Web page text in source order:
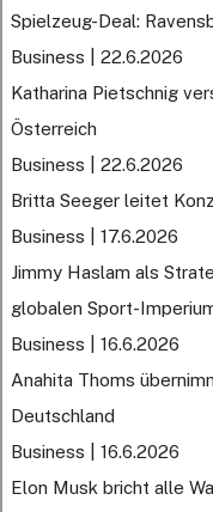
Spielzeug-Deal:
Business | 22.6.2026
Katharina Pietschnig
Österreich
Business | 22.6.2026
Britta Seeger leitet
Business | 17.6.2026
Jimmy Haslam als
globalen Sport-
Business | 16.6.2026
Anahita Thoms
Deutschland
Business | 16.6.2026
Elon Musk bricht alle